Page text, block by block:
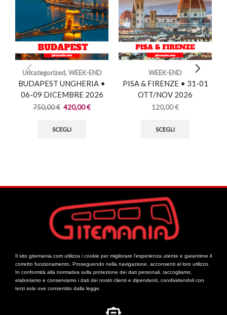
Uncategorized,WEEK-END
BUDAPEST UNGHERIA •
06-09 DICEMBRE 2026
750,00€ 420,00€
SCEGLI
WEEK-END
PISA & FIRENZE • 31-01
OTT/NOV 2026
120,00€
SCEGLI
Il sito gitemania.com utilizza i cookie per migliorare l’esperienza utente e garantirne il
corretto funzionamento. Proseguendo nella navigazione, acconsenti al loro utilizzo.
In conformità alla normativa sulla protezione dei dati personali, raccogliamo,
elaboriamo e conserviamo i dati dei nostri clienti e dipendenti, condividendoli con
terzi solo ove consentito dalla legge.